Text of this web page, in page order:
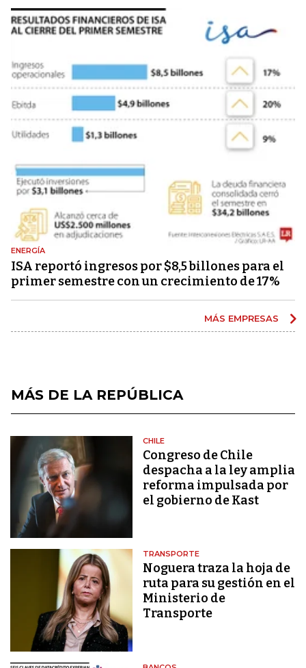
ENERGÍA
ISA reportó ingresos por $8,5 billones para el
primer semestre con un crecimiento de 17%
MÁS EMPRESAS
MÁS DE LA REPÚBLICA
CHILE
Congreso de Chile
despacha a la ley amplia
reforma impulsada por
el gobierno de Kast
TRANSPORTE
Noguera traza la hoja de
ruta para su gestión en el
Ministerio de
Transporte